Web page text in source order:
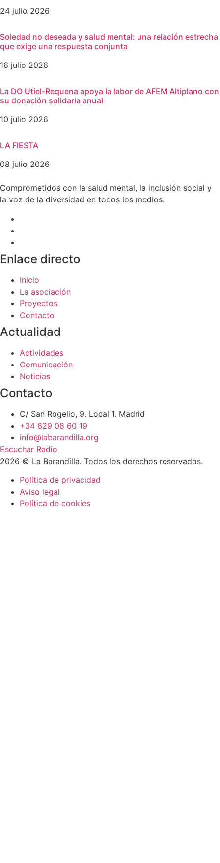
24 julio 2026
Soledad no deseada y salud mental: una relación estrecha
que exige una respuesta conjunta
16 julio 2026
La DO Utiel-Requena apoya la labor de AFEM Altiplano con
su donación solidaria anual
10 julio 2026
LA FIESTA
08 julio 2026
Comprometidos con la salud mental, la inclusión social y
la voz de la diversidad en todos los medios.
Enlace directo
Inicio
La asociación
Proyectos
Contacto
Actualidad
Actividades
Comunicación
Noticias
Contacto
C/ San Rogelio, 9. Local 1. Madrid
+34 629 08 60 19
info@labarandilla.org
Escuchar Radio
2026 © La Barandilla. Todos los derechos reservados.
Política de privacidad
Aviso legal
Política de cookies